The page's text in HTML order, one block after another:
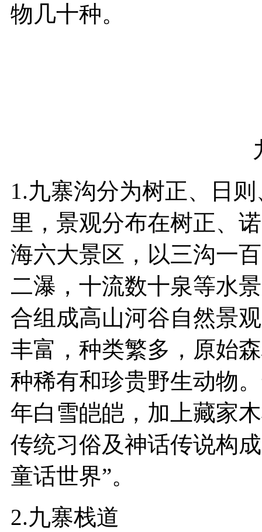
物几十种。
1.九寨沟分为树正、日
里，景观分布在树正、
海六大景区，以三沟一
二瀑，十流数十泉等水
合组成高山河谷自然景
丰富，种类繁多，原始
种稀有和珍贵野生动物
年白雪皑皑，加上藏家
传统习俗及神话传说构
童话世界”。
2.九寨栈道